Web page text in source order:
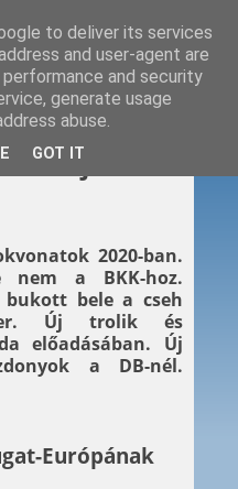
január
2020-ban.
nem a BKK-hoz.
bukott bele a cseh
Új trolik és
előadásában. Új
a DB-nél.
Európának
to deliver its services
and user-agent are
and security
generate usage
abuse.
GOT IT